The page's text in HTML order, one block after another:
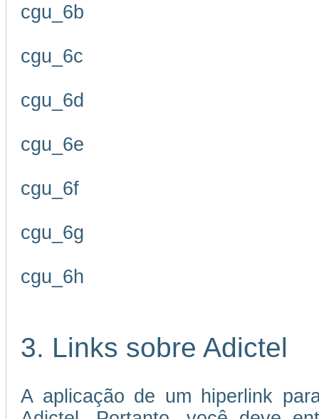
cgu_6b
cgu_6c
cgu_6d
cgu_6e
cgu_6f
cgu_6g
cgu_6h
3. Links sobre Adictel
A aplicação de um hiperlink